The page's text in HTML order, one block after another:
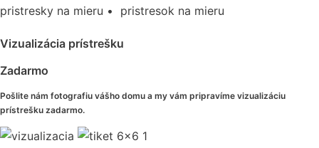
pristresky na mieru • pristresok na mieru
Vizualizácia prístrešku
Zadarmo
Pošlite nám fotografiu vášho domu a my vám pripravíme vizualizáciu
prístrešku zadarmo.